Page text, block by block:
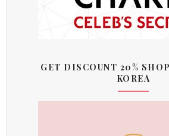
GET DISCOUNT 20%
KOREA